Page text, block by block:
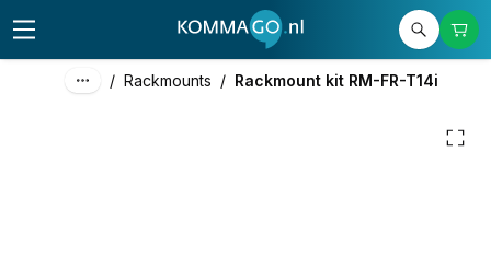
/ Rackmounts / Rackmount kit RM-FR-T14i
187,55